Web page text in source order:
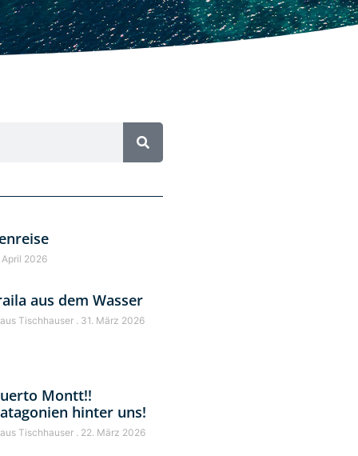
April 2026
aus dem Wasser
Tischhauser 31. März 2026
Montt!!
hinter uns!
Tischhauser 22. März 2026